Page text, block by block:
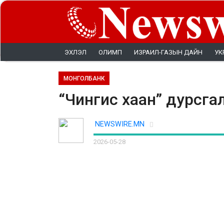
ЭХЛЭЛ ОЛИМП ИЗРАИЛ-ГАЗЫН ДАЙН
МОНГОЛБАНК
“Чингис хаан”
NEWSWIRE.MN
2026-05-28